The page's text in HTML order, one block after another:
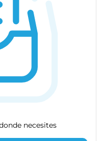
necesites